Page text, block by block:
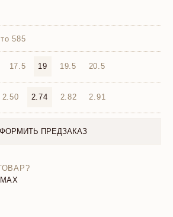
585
17.5 19 19.5 20.5
2.50 2.74 2.82 2.91
ПРЕДЗАКАЗ
MAX